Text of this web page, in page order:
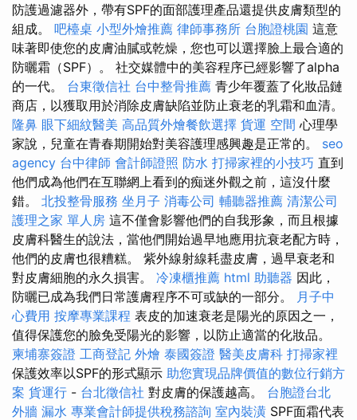
防護過濾器外，帶有SPF的面部護理產品還提供皮膚類型的
組成。 吧檯桌 小型外燴推薦 律師事務所 台胞證桃園 這意
味著即使您的皮膚油膩或乾燥，您也可以選擇臉上最合適的
防曬霜（SPF）。 社交媒體中的美容程序已經影響了alpha
的一代。 台東徵信社 台中整骨推薦 青少年覆蓋了化妝品鏈
商店，以獲取用於消除皮膚缺陷並防止衰老的乳霜和血清。
隆鼻 眼下細紋醫美 高品質外燴餐飲選擇 貨運 空間 心理學
家說，兒童在青春期開始對美容護理感興趣是正常的。 seo
agency 台中律師 會計師證照 防水 打掃家裡的小技巧 直到
他們成為他們在互聯網上看到的痴迷外觀之前，這沒什麼
錯。 北投整骨服務 坐月子 消毒公司 輔聽器推薦 清潔公司
護理之家 單人房 這不僅會影響他們的自我形象，而且根據
皮膚科醫生的說法，當他們開始過早地應用抗衰老配方時，
他們的皮膚也很糟糕。 紫外線射線耗盡皮膚，過早衰老和
對皮膚細胞的永久損害。 冷凍櫃推薦 html 助聽器 因此，
防曬已成為我們日常護膚程序不可或缺的一部分。
月子中
心費用 按摩專業課程 表皮的加速衰老是陽光的原因之一，
值得保護您的臉免受陽光的影響，以防止適當的化妝品。
柬埔寨簽證 工商登記 外燴 泰國簽證 醫美皮膚科 打掃家裡
保護效率以SPF的形式顯示 助您實現品牌價值的數位行銷方
案 貨運行 - 台北徵信社 對皮膚的保護越高。 台胞證台北
外牆 漏水 專業會計師提供稅務諮詢 室內裝潢 SPF面霜代表